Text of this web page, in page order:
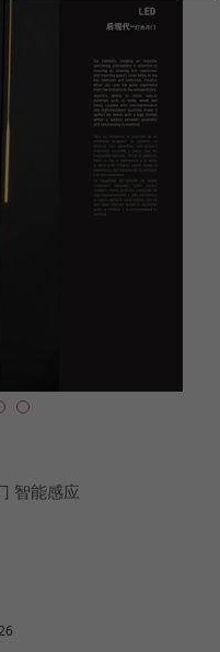
物
智能感应